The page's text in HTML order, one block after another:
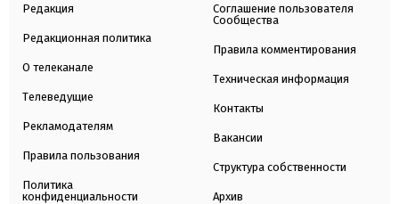
Редакция
Редакционная политика
О телеканале
Телеведущие
Рекламодателям
Правила пользования
Политика
конфиденциальности
Соглашение пользователя
Сообщества
Правила комментирования
Техническая информация
Контакты
Вакансии
Структура собственности
Архив